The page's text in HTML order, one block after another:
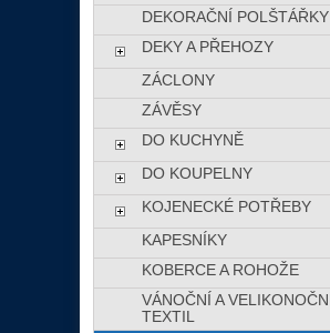
DEKORAČNÍ POLŠTÁŘKY
DEKY A PŘEHOZY
ZÁCLONY
ZÁVĚSY
DO KUCHYNĚ
DO KOUPELNY
KOJENECKÉ POTŘEBY
KAPESNÍKY
KOBERCE A ROHOŽE
VÁNOČNÍ A VELIKONOČNÍ
TEXTIL